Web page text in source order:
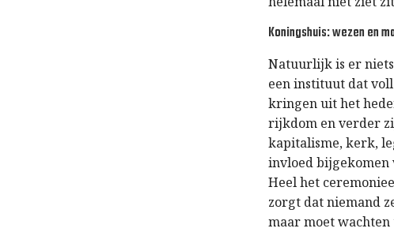
Koningshuis: wezen en
Natuurlijk is er niets
een instituut dat
kringen uit het
rijkdom en verder
kapitalisme, kerk,
invloed bijgekomen
Heel het
zorgt dat niemand
maar moet